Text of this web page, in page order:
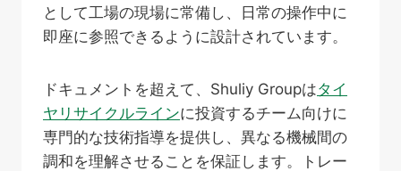
として工場の現場に常備し、日常の操作中に
即座に参照できるように設計されています。
ドキュメントを超えて、Shuliy Groupはタイ
ヤリサイクルラインに投資するチーム向けに
専門的な技術指導を提供し、異なる機械間の
調和を理解させることを保証します。トレー